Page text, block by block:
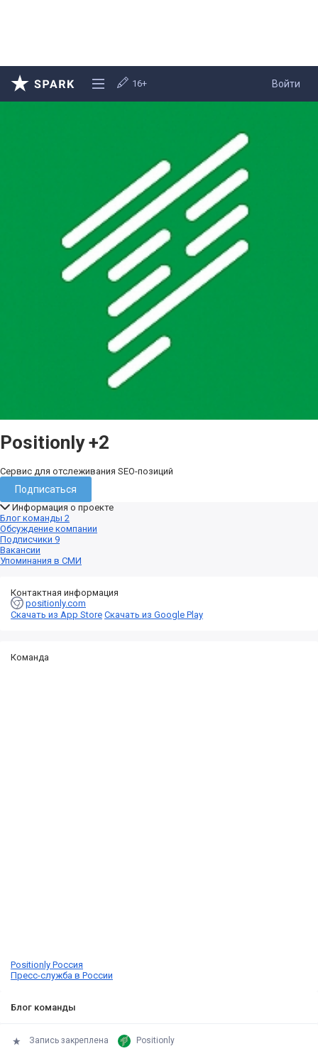
Войти
16+
Positionly+2
Сервис для отслеживания SEO-позиций
Подписаться
Информация о проекте
Блог команды 2
Обсуждение компании
Подписчики 9
Вакансии
Упоминания в СМИ
Контактная информация
positionly.com
Скачать из App Store Скачать из Google Play
Команда
Positionly Россия
Пресс-служба в России
Блог команды
Запись закреплена Positionly